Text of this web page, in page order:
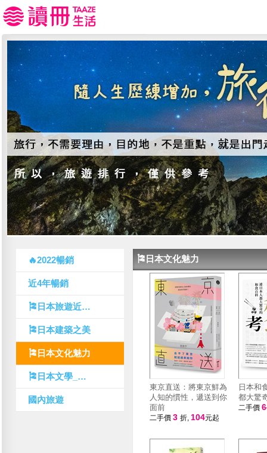
🔥2022暢銷
近4年暢銷
🎏日本旅遊近年暢銷
🎏日本建築之美
🎏日本文化魅力
🎏日本文學_近4年暢銷
國內旅遊
🎏日本文化魅力
東京直送：將東京鮮為
人知的慣性，遞送到你
面前
二手價 3 折, 104元起
日本和
都大驚
二手價